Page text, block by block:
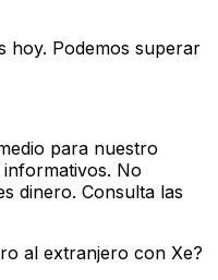
hoy. Podemos superar
para nuestro
No
dinero. Consulta las
al extranjero con Xe?